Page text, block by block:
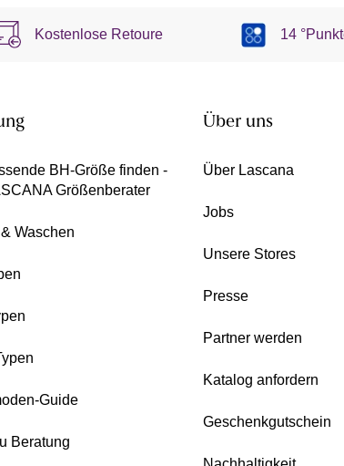
Kostenlose Retoure 14
BH-Größe finden -
Größenberater
Waschen
Guide
Beratung
Über uns
Über Lascana
Jobs
Unsere Stores
Presse
Partner werden
Katalog anfordern
Geschenkgutschein